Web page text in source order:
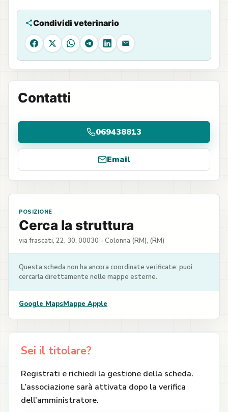
Condividi veterinario
Facebook
X WhatsAppTelegram
LinkedIn
Email
Contatti
069438813
Email
POSIZIONE
Cerca la struttura
via frascati, 22, 30, 00030 - Colonna (RM), (RM)
Questa scheda non ha ancora coordinate verificate: puoi
cercarla direttamente nelle mappe esterne.
Google MapsMappe Apple
Sei il titolare?
Registrati e richiedi la gestione della scheda.
L’associazione sarà attivata dopo la verifica
dell’amministratore.